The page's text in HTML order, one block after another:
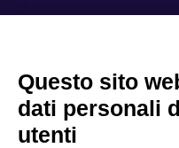
Cookie Policy
Scopri il Polo
Questo sito
dati personali
utenti